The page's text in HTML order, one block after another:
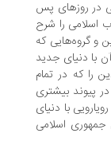
پس
را شرح
که
جدید
در تمام
بیشتری
با دنیای
اسلامی